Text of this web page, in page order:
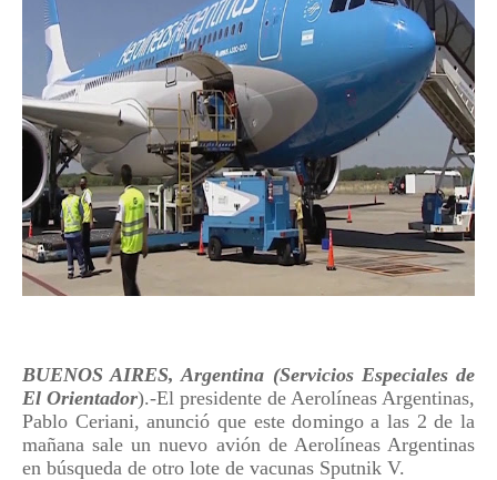
BUENOS AIRES, Argentina (Servicios Especiales de
El Orientador).-El presidente de Aerolíneas Argentinas,
Pablo Ceriani, anunció que este domingo a las 2 de la
mañana sale un nuevo avión de Aerolíneas Argentinas
en búsqueda de otro lote de vacunas Sputnik V.